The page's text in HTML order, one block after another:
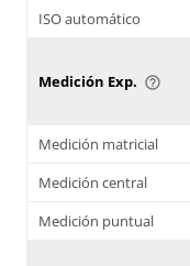
ISO automático
Medición Exp. help_outline
Medición matricial
Medición central
Medición puntual